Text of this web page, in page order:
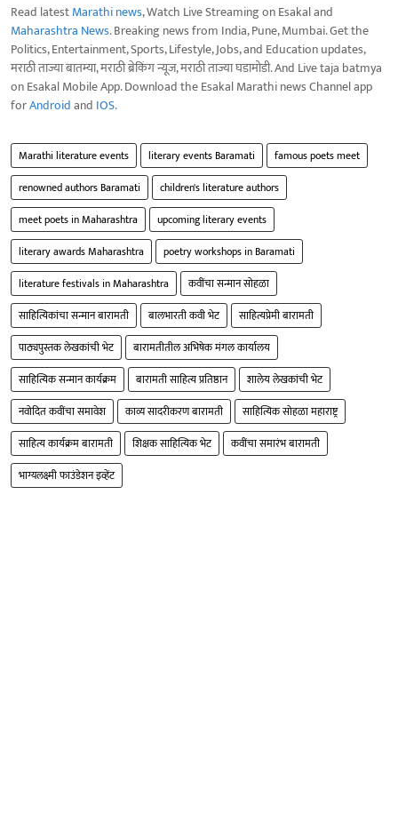
Read latestMarathi news, Watch Live Streaming on Esakal and
Maharashtra News. Breaking news from India, Pune, Mumbai. Get the
Politics, Entertainment, Sports, Lifestyle, Jobs, and Education updates,
मराठी ताज्या बातम्या, मराठी ब्रेकिंग न्यूज, मराठी ताज्या घडामोडी. And Live taja batmya
on Esakal Mobile App. Download the Esakal Marathi news Channel app
forAndroidand IOS.
Marathi literature events literary events Baramati
famous poets meet
renowned authors Baramati
children's literature authors
meet poets in Maharashtra
upcoming literary events
literary awards Maharashtra
poetry workshops in Baramati
literature festivals in Maharashtra
कवींचा सन्मान सोहळा
साहित्यिकांचा सन्मान बारामती
बालभारती कवी भेट
साहित्यप्रेमी बारामती
पाठ्यपुस्तक लेखकांची भेट
बारामतीतील अभिषेक मंगल कार्यालय
साहित्यिक सन्मान कार्यक्रम
बारामती साहित्य प्रतिष्ठान
शालेय लेखकांची भेट
नवोदित कवींचा समावेश
काव्य सादरीकरण बारामती
साहित्यिक सोहळा महाराष्ट्र
साहित्य कार्यक्रम बारामती
शिक्षक साहित्यिक भेट
कवींचा समारंभ बारामती
भाग्यलक्ष्मी फाउंडेशन इव्हेंट